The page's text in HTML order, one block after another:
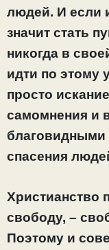
людей. И если
значит стать
никогда в
идти по этому
просто
самомнения и
благовидными
спасения
Христианство
свободу, –
Поэтому и